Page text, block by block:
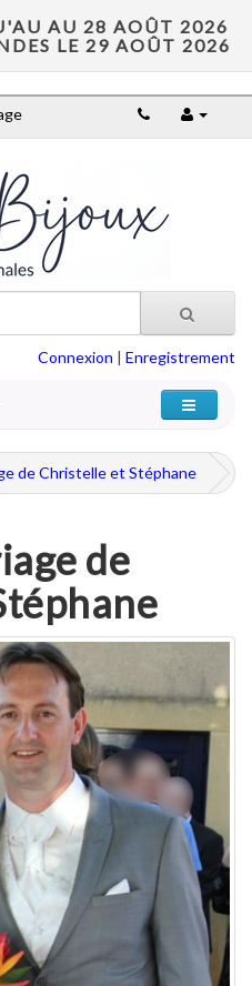
AU 28 AOÛT 2026
LE 29 AOÛT 2026
Connexion | Enregistrement
de Christelle et Stéphane
de